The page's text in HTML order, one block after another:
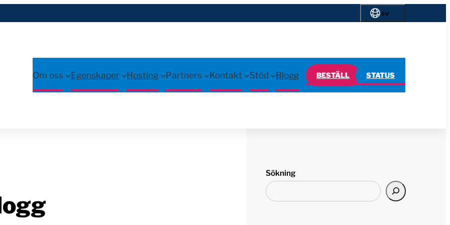
sv
Om oss Egenskaper Hosting Partners Kontakt Stöd Blogg BESTÄLL STATUS
Sökning